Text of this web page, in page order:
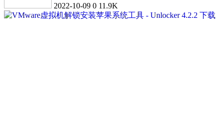
2022-10-09 0 11.9K